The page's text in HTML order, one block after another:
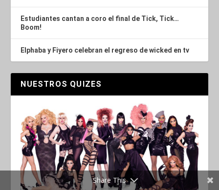
Estudiantes cantan a coro el final de Tick, Tick…
Boom!
Elphaba y Fiyero celebran el regreso de wicked en tv
NUESTROS QUIZES
Share This